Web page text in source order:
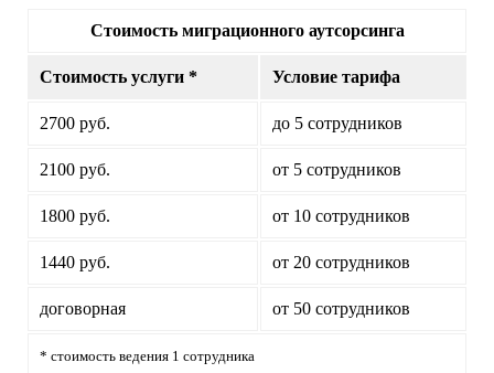
Стоимость миграционного аутсорсинга
Стоимость услуги * Условие тарифа
2700 руб. до 5 сотрудников
2100 руб. от 5 сотрудников
1800 руб. от 10 сотрудников
1440 руб. от 20 сотрудников
договорная от 50 сотрудников
* стоимость ведения 1 сотрудника